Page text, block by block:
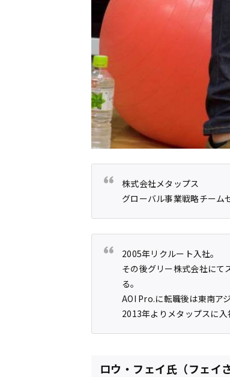
株式会社メタップス
グローバル事業戦略チーム
2005年リクルート入社。
その後グリー株式会社にて
る。
AOI Pro.に転職後は東南ア
2013年よりメタップスに入
ロウ・フェイ氏（フェイ